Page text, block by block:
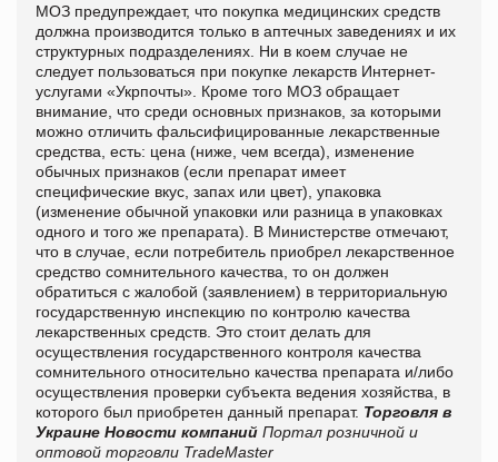
МОЗ предупреждает, что покупка медицинских средств
должна производится только в аптечных заведениях и их
структурных подразделениях. Ни в коем случае не
следует пользоваться при покупке лекарств Интернет-
услугами «Укрпочты». Кроме того МОЗ обращает
внимание, что среди основных признаков, за которыми
можно отличить фальсифицированные лекарственные
средства, есть: цена (ниже, чем всегда), изменение
обычных признаков (если препарат имеет
специфические вкус, запах или цвет), упаковка
(изменение обычной упаковки или разница в упаковках
одного и того же препарата). В Министерстве отмечают,
что в случае, если потребитель приобрел лекарственное
средство сомнительного качества, то он должен
обратиться с жалобой (заявлением) в территориальную
государственную инспекцию по контролю качества
лекарственных средств. Это стоит делать для
осуществления государственного контроля качества
сомнительного относительно качества препарата и/либо
осуществления проверки субъекта ведения хозяйства, в
которого был приобретен данный препарат. Торговля в
Украине Новости компаний Портал розничной и
оптовой торговли TradeMaster